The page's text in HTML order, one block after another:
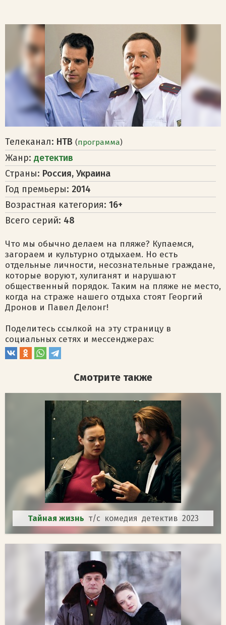
Телеканал: НТВ (программа)
Жанр: детектив
Страны: Россия, Украина
Год премьеры: 2014
Возрастная категория: 16+
Всего серий: 48
Что мы обычно делаем на пляже? Купаемся,
загораем и культурно отдыхаем. Но есть
отдельные личности, несознательные граждане,
которые воруют, хулиганят и нарушают
общественный порядок. Таким на пляже не место,
когда на страже нашего отдыха стоят Георгий
Дронов и Павел Делонг!
Поделитесь ссылкой на эту страницу в
социальных сетях и мессенджерах:
Смотрите также
Тайная жизнь т/с комедия детектив 2023